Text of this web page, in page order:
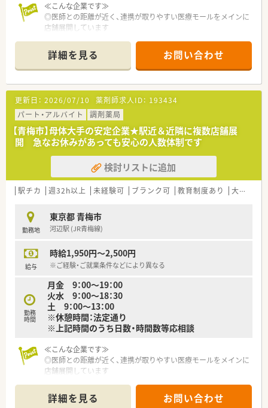
≪こんな企業です≫
◎医師との距離が近く、連携が取りやすい医療モールをメインに
店舗展開しています
様々なキャリアパスがあります
◎独立支援制度あり！将来ご自身のお店を持ちたいとお考えの方
にもおすすめです
詳細を見る お問い合わせ
更新日： 2026/07/10 薬剤師求人ID： 193434
パート・アルバイト
調剤薬局
【青梅市】母体大手の安定企業★駅近＆近隣に複数店舗展
開 急なお休みがあっても安心の人数体制です
検討リストに追加
駅チカ 週32h以上 未経験可 ブランク可 教育制度あり 大手チェーン
勤務地
東京都 青梅市
河辺駅 (JR青梅線)
給与
時給1,950円～2,500円
※ご経験・ご就業条件などにより異なる
勤務
時間
月金 9：00～19：00
火水 9：00～18：30
土 9：00～13：00
※休憩時間：法定通り
※上記時間のうち日数・時間数等応相談
≪こんな企業です≫
◎医師との距離が近く、連携が取りやすい医療モールをメインに
店舗展開しています
様々なキャリアパスがあります
◎独立支援制度あり！将来ご自身のお店を持ちたいとお考えの方
詳細を見る お問い合わせ